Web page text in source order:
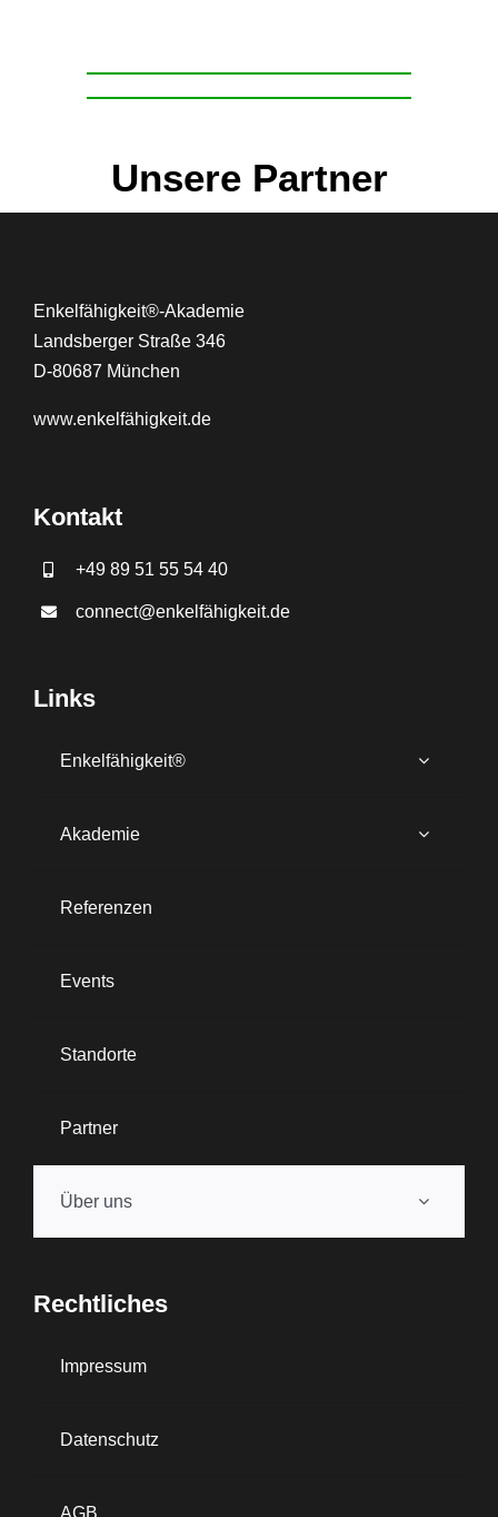
Unsere Partner
Enkelfähigkeit®-Akademie
Landsberger Straße 346
D-80687 München
www.enkelfähigkeit.de
Kontakt
+49 89 51 55 54 40
connect@enkelfähigkeit.de
Links
Enkelfähigkeit®
Akademie
Referenzen
Events
Standorte
Partner
Über uns
Rechtliches
Impressum
Datenschutz
AGB